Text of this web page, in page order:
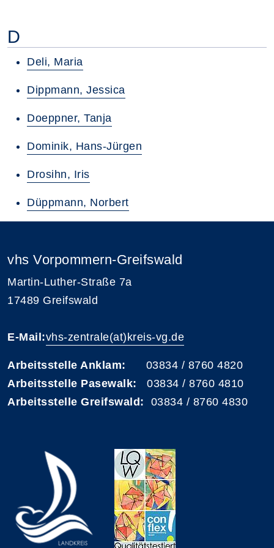
D
Deli, Maria
Dippmann, Jessica
Doeppner, Tanja
Dominik, Hans-Jürgen
Drosihn, Iris
Düppmann, Norbert
vhs Vorpommern-Greifswald
Martin-Luther-Straße 7a
17489 Greifswald
E-Mail:vhs-zentrale(at)kreis-vg.de
Arbeitsstelle Anklam: 03834 / 8760 4820
Arbeitsstelle Pasewalk: 03834 / 8760 4810
Arbeitsstelle Greifswald: 03834 / 8760 4830